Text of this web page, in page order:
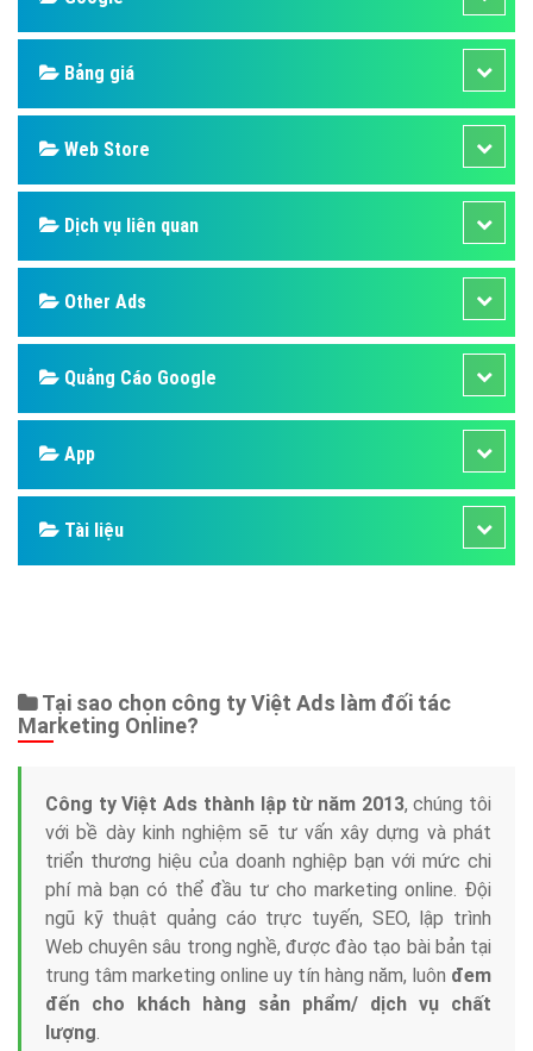
Bảng giá
Web Store
Dịch vụ liên quan
Other Ads
Quảng Cáo Google
App
Tài liệu
Tại sao chọn công ty Việt Ads làm đối tác
Marketing Online?
Công ty Việt Ads thành lập từ năm 2013, chúng tôi
với bề dày kinh nghiệm sẽ tư vấn xây dựng và phát
triển thương hiệu của doanh nghiệp bạn với mức chi
phí mà bạn có thể đầu tư cho marketing online. Đội
ngũ kỹ thuật quảng cáo trực tuyến, SEO, lập trình
Web chuyên sâu trong nghề, được đào tạo bài bản tại
trung tâm marketing online uy tín hàng năm, luôn đem
đến cho khách hàng sản phẩm/ dịch vụ chất
lượng.